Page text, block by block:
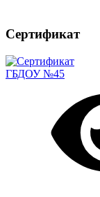
Сертификат
ГБДОУ №45